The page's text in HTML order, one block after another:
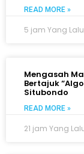
READ MORE »
5 jam Yang Lalu
Mengasah
Bertajuk
Situbondo
READ MORE »
21 jam Yang